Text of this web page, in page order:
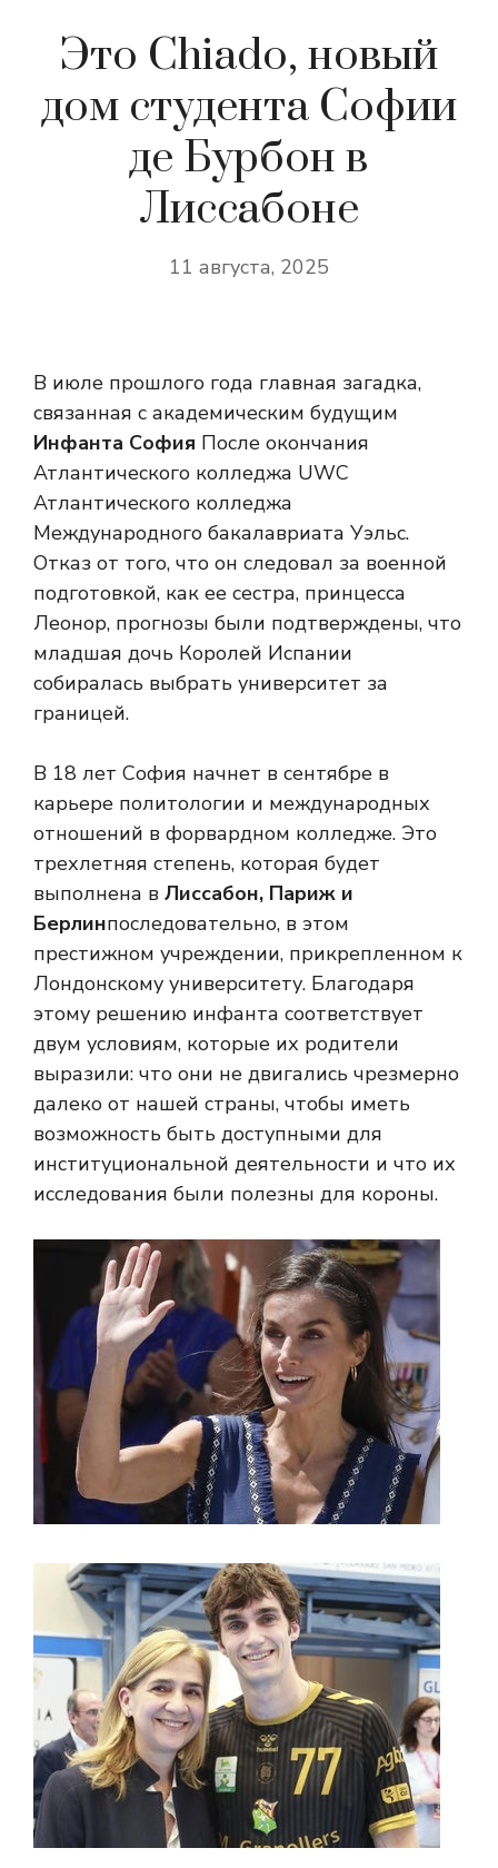
Это Chiado, новый
дом студента Софии
де Бурбон в
Лиссабоне
11 августа, 2025
В июле прошлого года главная загадка,
связанная с академическим будущим
Инфанта София После окончания
Атлантического колледжа UWC
Атлантического колледжа
Международного бакалавриата Уэльс.
Отказ от того, что он следовал за военной
подготовкой, как ее сестра, принцесса
Леонор, прогнозы были подтверждены, что
младшая дочь Королей Испании
собиралась выбрать университет за
границей.
В 18 лет София начнет в сентябре в
карьере политологии и международных
отношений в форвардном колледже. Это
трехлетняя степень, которая будет
выполнена в Лиссабон, Париж и
Берлинпоследовательно, в этом
престижном учреждении, прикрепленном к
Лондонскому университету. Благодаря
этому решению инфанта соответствует
двум условиям, которые их родители
выразили: что они не двигались чрезмерно
далеко от нашей страны, чтобы иметь
возможность быть доступными для
институциональной деятельности и что их
исследования были полезны для короны.